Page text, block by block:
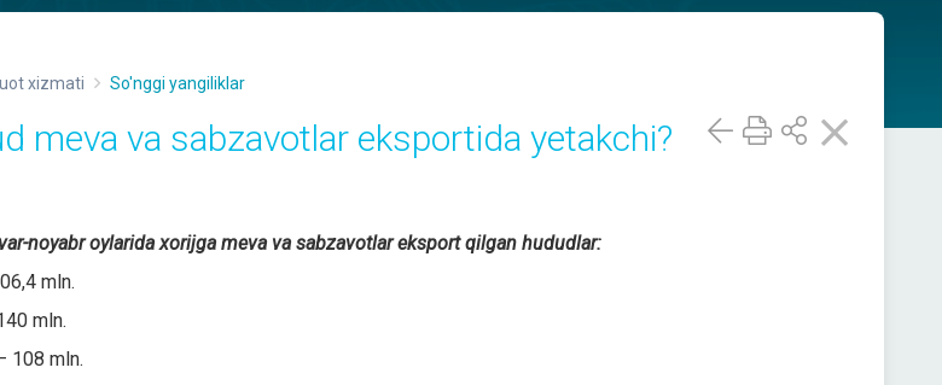
xizmati So'nggi yangiliklar
meva va sabzavotlar eksportida yetakchi?
noyabr oylarida xorijga meva va sabzavotlar eksport qilgan hududlar:
mln.
mln.
108 mln.